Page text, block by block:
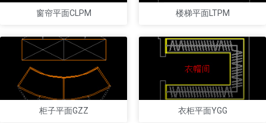
窗帘平面CLPM 楼梯平面LTPM
柜子平面GZZ 衣柜平面YGG